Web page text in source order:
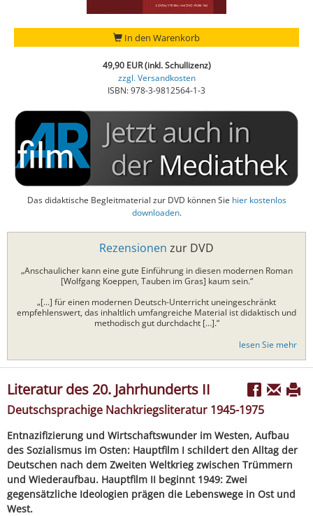
In den Warenkorb
49,90 EUR (inkl. Schullizenz)
zzgl. Versandkosten
ISBN: 978-3-9812564-1-3
Das didaktische Begleitmaterial zur DVD können Sie hier kostenlos
downloaden.
Rezensionen zur DVD
„Anschaulicher kann eine gute Einführung in diesen modernen Roman
[Wolfgang Koeppen, Tauben im Gras] kaum sein.“
„[...] für einen modernen Deutsch-Unterricht uneingeschränkt
empfehlenswert, das inhaltlich umfangreiche Material ist didaktisch und
methodisch gut durchdacht […].“
lesen Sie mehr
Literatur des 20. Jahrhunderts II
Deutschsprachige Nachkriegsliteratur 1945-1975
Entnazifizierung und Wirtschaftswunder im Westen, Aufbau
des Sozialismus im Osten: Hauptfilm I schildert den Alltag der
Deutschen nach dem Zweiten Weltkrieg zwischen Trümmern
und Wiederaufbau. Hauptfilm II beginnt 1949: Zwei
gegensätzliche Ideologien prägen die Lebenswege in Ost und
West.